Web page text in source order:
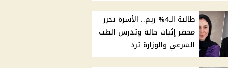
طالبة الـ4% ريم.. الأسرة تحرر
محضر إثبات حالة وتدرس الطب
الشرعي والوزارة ترد